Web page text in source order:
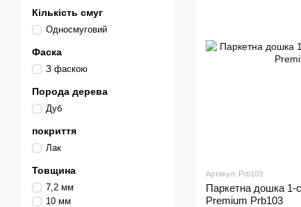
Артикул: Prb103
Паркетна дошка 1-
Premium Prb103
Кількість смуг
Односмуговий
Фаска
З фаскою
Порода дерева
Дуб
покриття
Лак
Товщина
7,2 мм
10 мм